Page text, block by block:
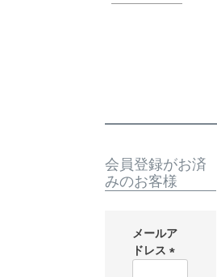
会員登録がお済
みのお客様
メールア
ドレス